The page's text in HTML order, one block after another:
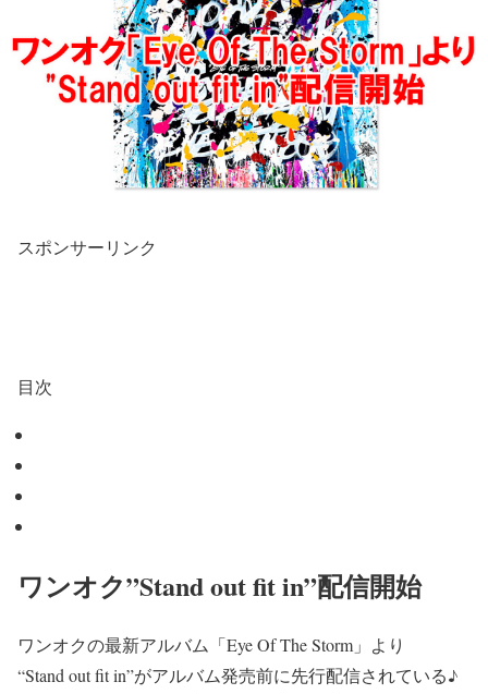
スポンサーリンク
目次
ワンオク”Stand out fit in”配信開始
ワンオクの最新アルバム 「Eye Of The Storm」 より
“Stand out fit in”がアルバム発売前に先行配信されている♪